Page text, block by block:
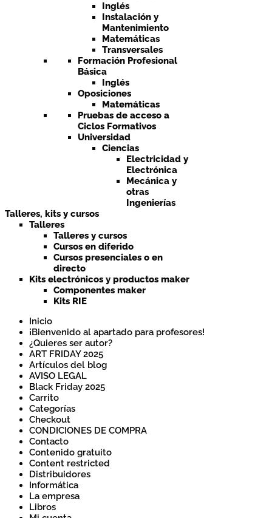
Inglés
Instalación y
Mantenimiento
Matemáticas
Transversales
Formación Profesional
Básica
Inglés
Oposiciones
Matemáticas
Pruebas de acceso a
Ciclos Formativos
Universidad
Ciencias
Electricidad y
Electrónica
Mecánica y
otras
Ingenierías
Talleres, kits y cursos
Talleres
Talleres y cursos
Cursos en diferido
Cursos presenciales o en
directo
Kits electrónicos y productos maker
Componentes maker
Kits RIE
Inicio
¡Bienvenido al apartado para profesores!
¿Quieres ser autor?
ART FRIDAY 2025
Artículos del blog
AVISO LEGAL
Black Friday 2025
Carrito
Categorías
Checkout
CONDICIONES DE COMPRA
Contacto
Contenido gratuito
Content restricted
Distribuidores
Informática
La empresa
Libros